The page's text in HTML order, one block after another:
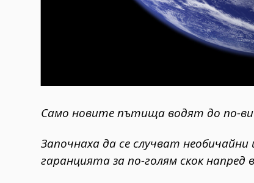
Само новите пътища водят до по-
Започнаха да се случват
гаранцията за по-голям скок напред